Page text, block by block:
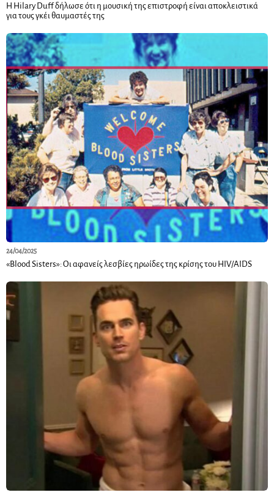
Η Hilary Duff δήλωσε ότι η μουσική της επιστροφή είναι αποκλειστικά
για τους γκέι θαυμαστές της
24/04/2025
«Blood Sisters»: Οι αφανείς λεσβίες ηρωίδες της κρίσης του HIV/AIDS